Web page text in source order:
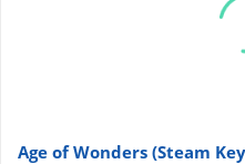
Age of Wonders (Steam